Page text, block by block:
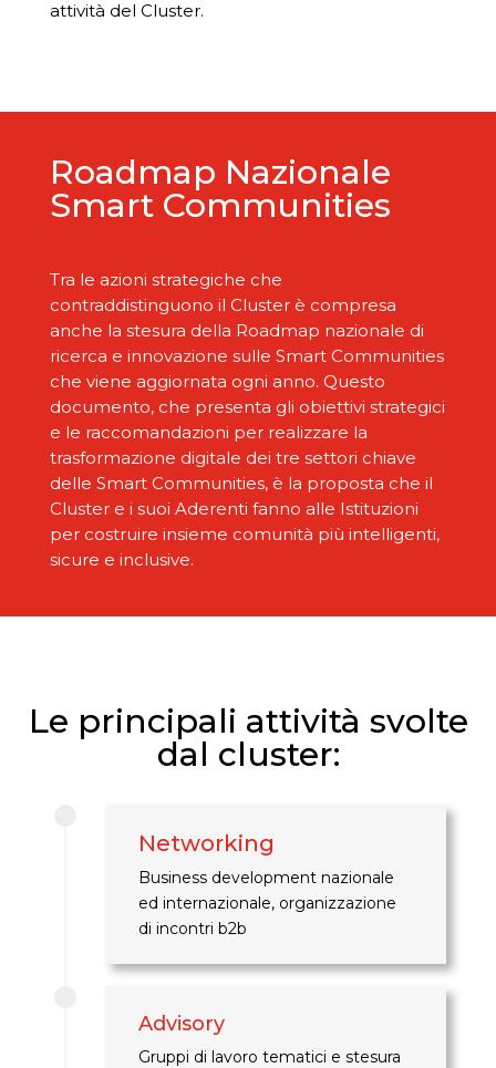
attività del Cluster.
Roadmap Nazionale
Smart Communities
Tra le azioni strategiche che
contraddistinguono il Cluster è compresa
anche la stesura della Roadmap nazionale di
ricerca e innovazione sulle Smart Communities
che viene aggiornata ogni anno. Questo
documento, che presenta gli obiettivi strategici
e le raccomandazioni per realizzare la
trasformazione digitale dei tre settori chiave
delle Smart Communities, è la proposta che il
Cluster e i suoi Aderenti fanno alle Istituzioni
per costruire insieme comunità più intelligenti,
sicure e inclusive.
Le principali attività svolte
dal cluster:
Networking
Business development nazionale
ed internazionale, organizzazione
di incontri b2b
Advisory
Gruppi di lavoro tematici e stesura